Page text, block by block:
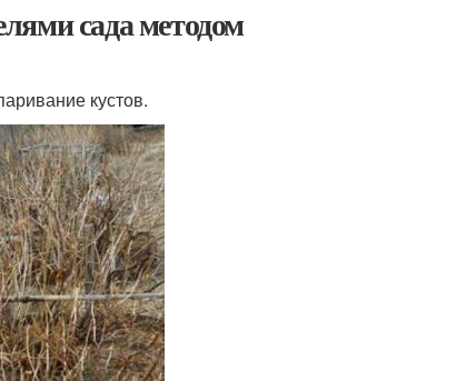
сада методом
кустов.